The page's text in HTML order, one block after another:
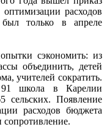
расходов
только в апреле
сэкономить: из
объединить, детей
учителей сократить.
91 школа в Карелии
сельских. Появление
расходов бюджета